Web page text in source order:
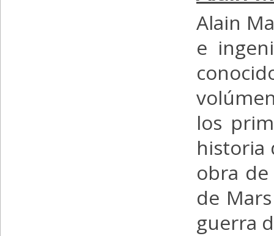
Alain
e
los
historia
obra de
de
guerra